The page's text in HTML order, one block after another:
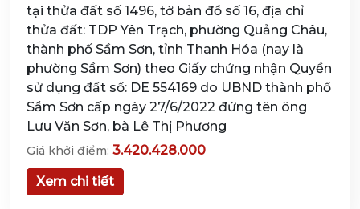
tại thửa đất số 1496, tờ bản đồ số 16, địa chỉ
thửa đất: TDP Yên Trạch, phường Quảng Châu,
thành phố Sầm Sơn, tỉnh Thanh Hóa (nay là
phường Sầm Sơn) theo Giấy chứng nhận Quyền
sử dụng đất số: DE 554169 do UBND thành phố
Sầm Sơn cấp ngày 27/6/2022 đứng tên ông
Lưu Văn Sơn, bà Lê Thị Phương
Giá khởi điểm: 3.420.428.000
Xem chi tiết